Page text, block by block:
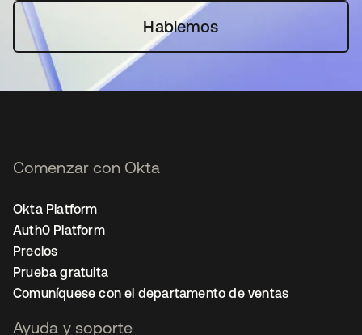
Hablemos
Comenzar con Okta
Okta Platform
Auth0 Platform
Precios
Prueba gratuita
Comuníquese con el departamento de ventas
Ayuda y soporte